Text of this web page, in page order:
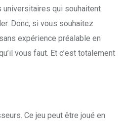
qui souhaitent
Donc, si vous souhaitez
expérience préalable en
vous faut. Et c’est totalement
Ce jeu peut être joué en